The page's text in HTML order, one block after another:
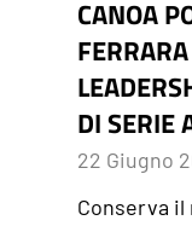
CANOA
DI SERIE
22 Giugno
Conserva il